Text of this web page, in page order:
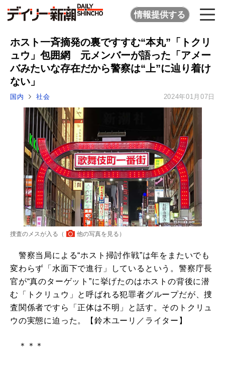
情報提供する
ホスト一斉摘発の裏ですすむ“本丸”「トクリ
ュウ」包囲網 元メンバーが語った「アメー
バみたいな存在だから警察は“上”に辿り着け
ない」
国内 社会 2024年01月07日
捜査のメスが入る（ 他の写真を見る ）
警察当局による“ホスト掃討作戦”は年をまたいでも
変わらず「水面下で進行」しているという。警察庁長
官が“真のターゲット”に挙げたのはホストの背後に潜
む「トクリュウ」と呼ばれる犯罪者グループだが、捜
査関係者ですら「正体は不明」と話す。そのトクリュ
ウの実態に迫った。【鈴木ユーリ／ライター】
＊＊＊